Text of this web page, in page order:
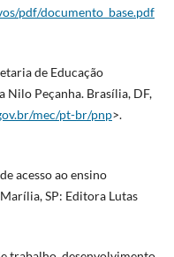
pdf/documento_base.pdf
de Educação
Nilo Peçanha. Brasília, DF,
mec/pt-br/pnp>.
acesso ao ensino
SP: Editora Lutas